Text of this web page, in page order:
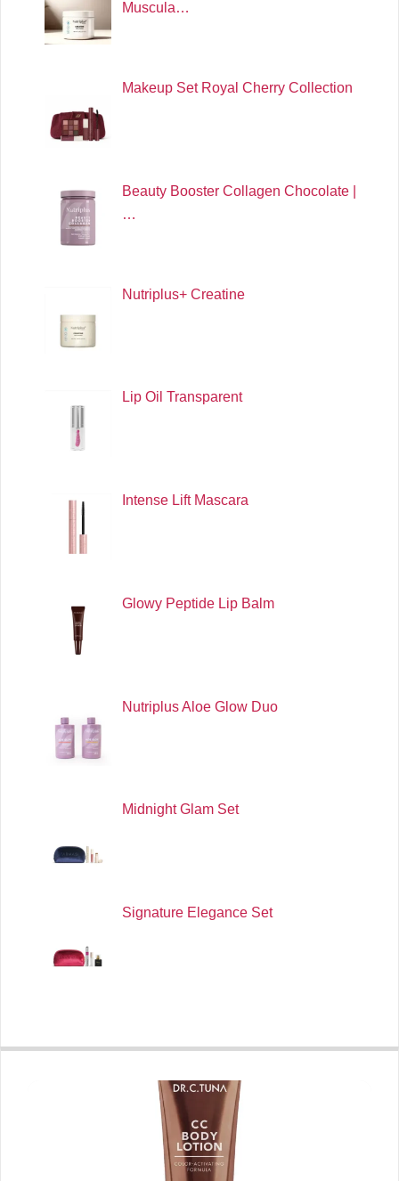
Muscula…
Makeup Set Royal Cherry Collection
Beauty Booster Collagen Chocolate |
…
Nutriplus+ Creatine
Lip Oil Transparent
Intense Lift Mascara
Glowy Peptide Lip Balm
Nutriplus Aloe Glow Duo
Midnight Glam Set
Signature Elegance Set